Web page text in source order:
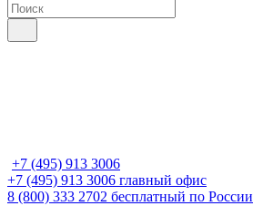
+7 (495) 913 3006
+7 (495) 913 3006 главный офис
8 (800) 333 2702 бесплатный по России